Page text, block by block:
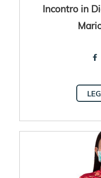
Incontro in